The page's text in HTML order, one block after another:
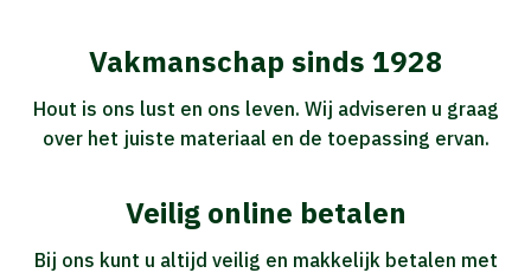
Vakmanschap sinds 1928
Hout is ons lust en ons leven. Wij adviseren u graag
over het juiste materiaal en de toepassing ervan.
Veilig online betalen
Bij ons kunt u altijd veilig en makkelijk betalen met